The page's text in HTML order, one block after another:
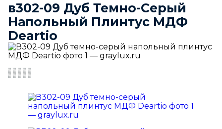
в302-09 Дуб Темно-Серый
Напольный Плинтус МДФ
Deartio